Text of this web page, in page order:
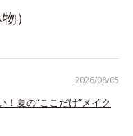
）
！夏の“ここだけ”メイク
2026/08/05